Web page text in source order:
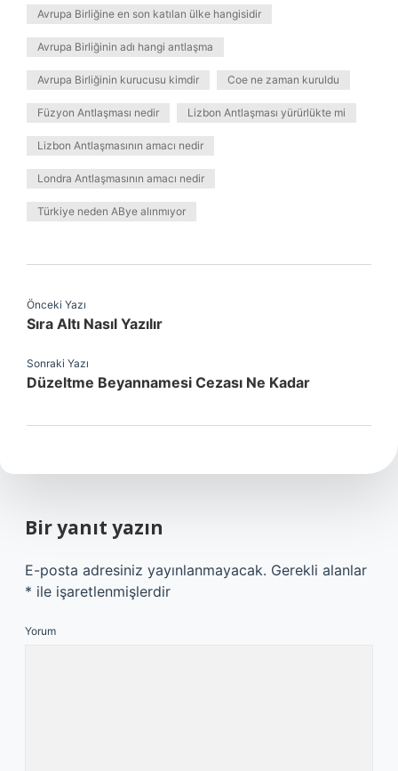
Avrupa Birliğine en son katılan ülke hangisidir
Avrupa Birliğinin adı hangi antlaşma
Avrupa Birliğinin kurucusu kimdir Coe ne zaman kuruldu
Füzyon Antlaşması nedir Lizbon Antlaşması yürürlükte mi
Lizbon Antlaşmasının amacı nedir
Londra Antlaşmasının amacı nedir
Türkiye neden ABye alınmıyor
Önceki Yazı
Sıra Altı Nasıl Yazılır
Sonraki Yazı
Düzeltme Beyannamesi Cezası Ne Kadar
Bir yanıt yazın
E-posta adresiniz yayınlanmayacak. Gerekli alanlar
* ile işaretlenmişlerdir
Yorum